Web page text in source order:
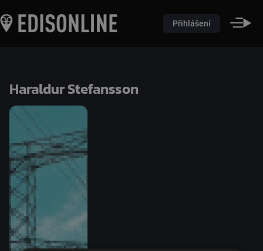
Přihlášení
Haraldur Stefansson